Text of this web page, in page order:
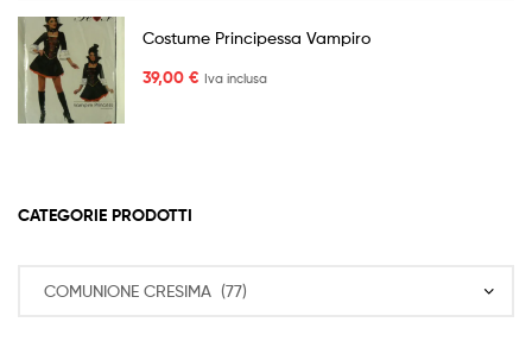
Costume Principessa Vampiro
39,00 € Iva inclusa
CATEGORIE PRODOTTI